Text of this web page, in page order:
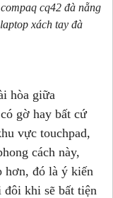
cq42 đà nẵng
xách tay đà
hòa giữa
gờ hay bất cứ
vực touchpad,
cách này,
hơn, đó là ý kiến
khi sẽ bất tiện